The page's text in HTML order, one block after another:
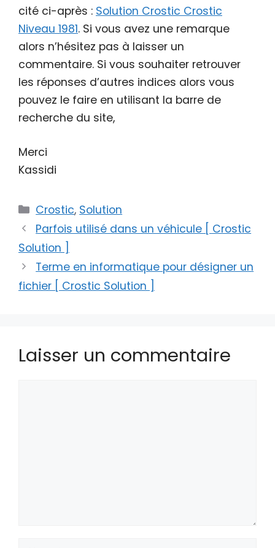
cité ci-après : Solution Crostic Crostic
Niveau 1981. Si vous avez une remarque
alors n’hésitez pas à laisser un
commentaire. Si vous souhaiter retrouver
les réponses d’autres indices alors vous
pouvez le faire en utilisant la barre de
recherche du site,
Merci
Kassidi
Catégories
Crostic, Solution
Parfois utilisé dans un véhicule [ Crostic
Solution ]
Terme en informatique pour désigner un
fichier [ Crostic Solution ]
Laisser un commentaire